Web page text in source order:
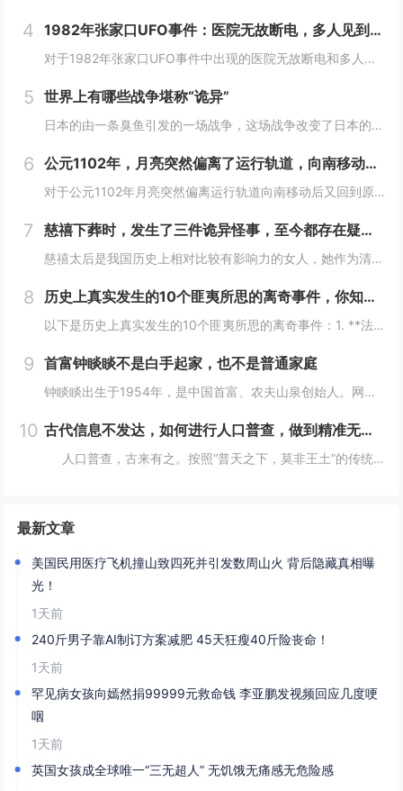
4 1982年张家口UFO事件：医院无故断电，多人见到奇怪的光，这事你怎么看？
对于1982年张家口UFO事件中出现的医院无故断电和多人见到奇怪的光这一现象，可以从以下几个角度来分析：1. **自然现象或天文现象误认的可能性**：- **大气光学现象**：自然界中存在着多种大气光学现象，如球状闪电、极光、海市蜃楼等。在...
5 世界上有哪些战争堪称“诡异”
日本的由一条臭鱼引发的一场战争，这场战争改变了日本的命运，起因居然是一条臭鱼，这是我认为最诡异的战争了。1582年，织田信长已经控制了以京都为中心的最富庶的半个日本，威望和势力都如日中天，统一日本只是个时间问题。信长也做好了消灭其他不服从命...
6 公元1102年，月亮突然偏离了运行轨道，向南移动，不久后又回到了原位这么离奇的事件你怎么看
对于公元1102年月亮突然偏离运行轨道向南移动后又回到原位这一事件，我们可以从科学和历史文化两个角度来分析：- **科学角度**：- **观测误差可能性**：古代的天文观测技术相对落后，缺乏高精度的观测仪器和科学的观测方法。人们对天体的观测...
7 慈禧下葬时，发生了三件诡异怪事，至今都存在疑虑！
慈禧太后是我国历史上相对比较有影响力的女人，她作为清朝末期的真正掌权者不仅用自己的实力证明了女人统治男人是很正常的事情而且还做了很多男人都想不到的决定。其实慈禧太后是我国历史上一个比较有争议的女人，也是一个影响历史的女人。慈禧太后作为清朝末...
8 历史上真实发生的10个匪夷所思的离奇事件，你知道几个？
以下是历史上真实发生的10个匪夷所思的离奇事件：1. **法国女子学校火灾事件**：2002年，沙特阿拉伯麦加的一所女子学校发生火灾，女学生们逃离时，在校门口巡逻的“宗教警察”竟以她们没有佩戴面纱、没穿伊斯兰传统服装为由阻止学生离开着火的教...
9 首富钟睒睒不是白手起家，也不是普通家庭
钟睒睒出生于1954年，是中国首富、农夫山泉创始人。网上都说钟睒睒是白手起家、普通家庭，但我不这么认为。你仔细看：背景：钟睒睒的父亲在浙东游击区做新闻宣传工作，建国后进入了《浙江日报》做编辑工作，还曾做过浙江人民广播电台政治宣传组负责人。钟...
10 古代信息不发达，如何进行人口普查，做到精准无误？折服古人智慧
人口普查，古来有之。按照“普天之下，莫非王土”的传统，将户籍统计纳入到细化准确这一办法，我国在世界历史上都属于遥遥领先者。那么在古代没有任何今天的完整统计技术，是怎么做到精确统计的呢？人口直接关系到兴...
最新文章
美国民用医疗飞机撞山致四死并引发数周山火 背后隐藏真相曝
光！
1天前
240斤男子靠AI制订方案减肥 45天狂瘦40斤险丧命！
1天前
罕见病女孩向嫣然捐99999元救命钱 李亚鹏发视频回应几度哽
咽
1天前
英国女孩成全球唯一“三无超人” 无饥饿无痛感无危险感